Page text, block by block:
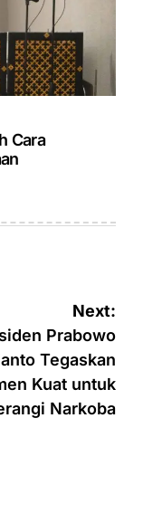
Cara
Next:
Prabowo
Tegaskan
Kuat untuk
Narkoba